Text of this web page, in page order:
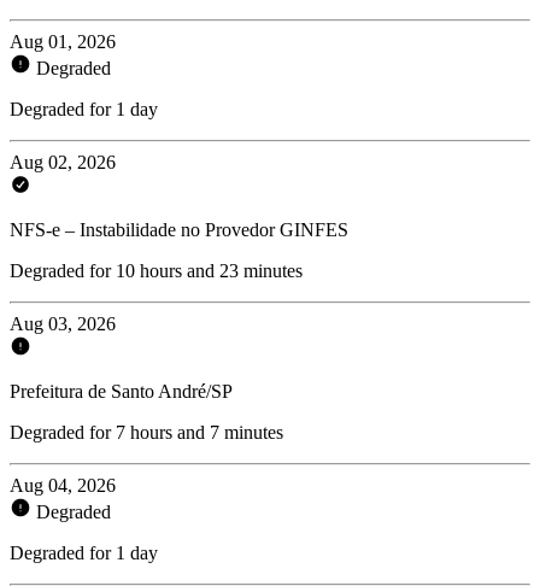
Aug 01, 2026
Degraded
Degraded for 1 day
Aug 02, 2026
NFS-e – Instabilidade no Provedor GINFES
Degraded for 10 hours and 23 minutes
Aug 03, 2026
Prefeitura de Santo André/SP
Degraded for 7 hours and 7 minutes
Aug 04, 2026
Degraded
Degraded for 1 day